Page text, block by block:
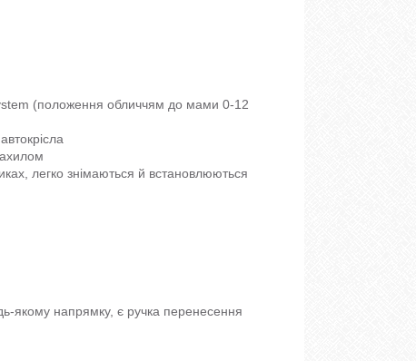
(положення обличчям до мами 0-12
легко знімаються й встановлюються
якому напрямку, є ручка перенесення